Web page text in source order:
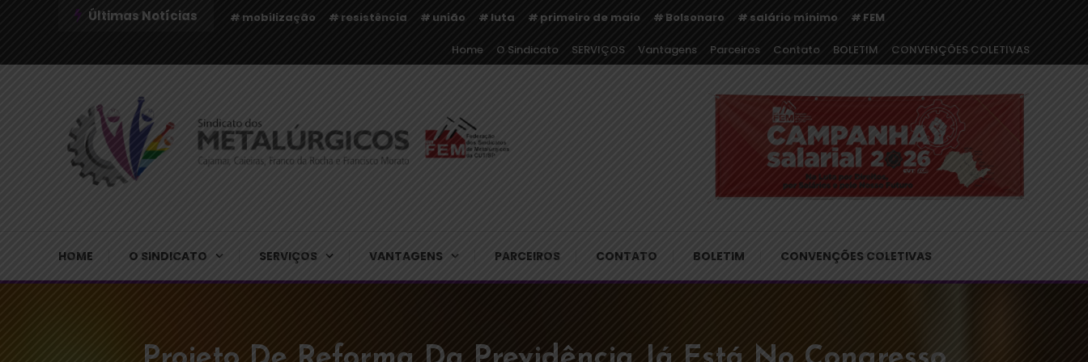
Últimas Notícias mobilização resistência união luta primeiro de maio Bolsonaro salário mínimo FEM
Home O Sindicato SERVIÇOS Vantagens Parceiros Contato BOLETIM CONVENÇÕES COLETIVAS
HOME O SINDICATO SERVIÇOS VANTAGENS PARCEIROS CONTATO BOLETIM CONVENÇÕES COLETIVAS